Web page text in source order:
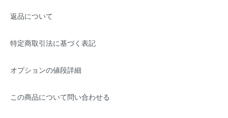
返品について
特定商取引法に基づく表記
オプションの値段詳細
この商品について問い合わせる